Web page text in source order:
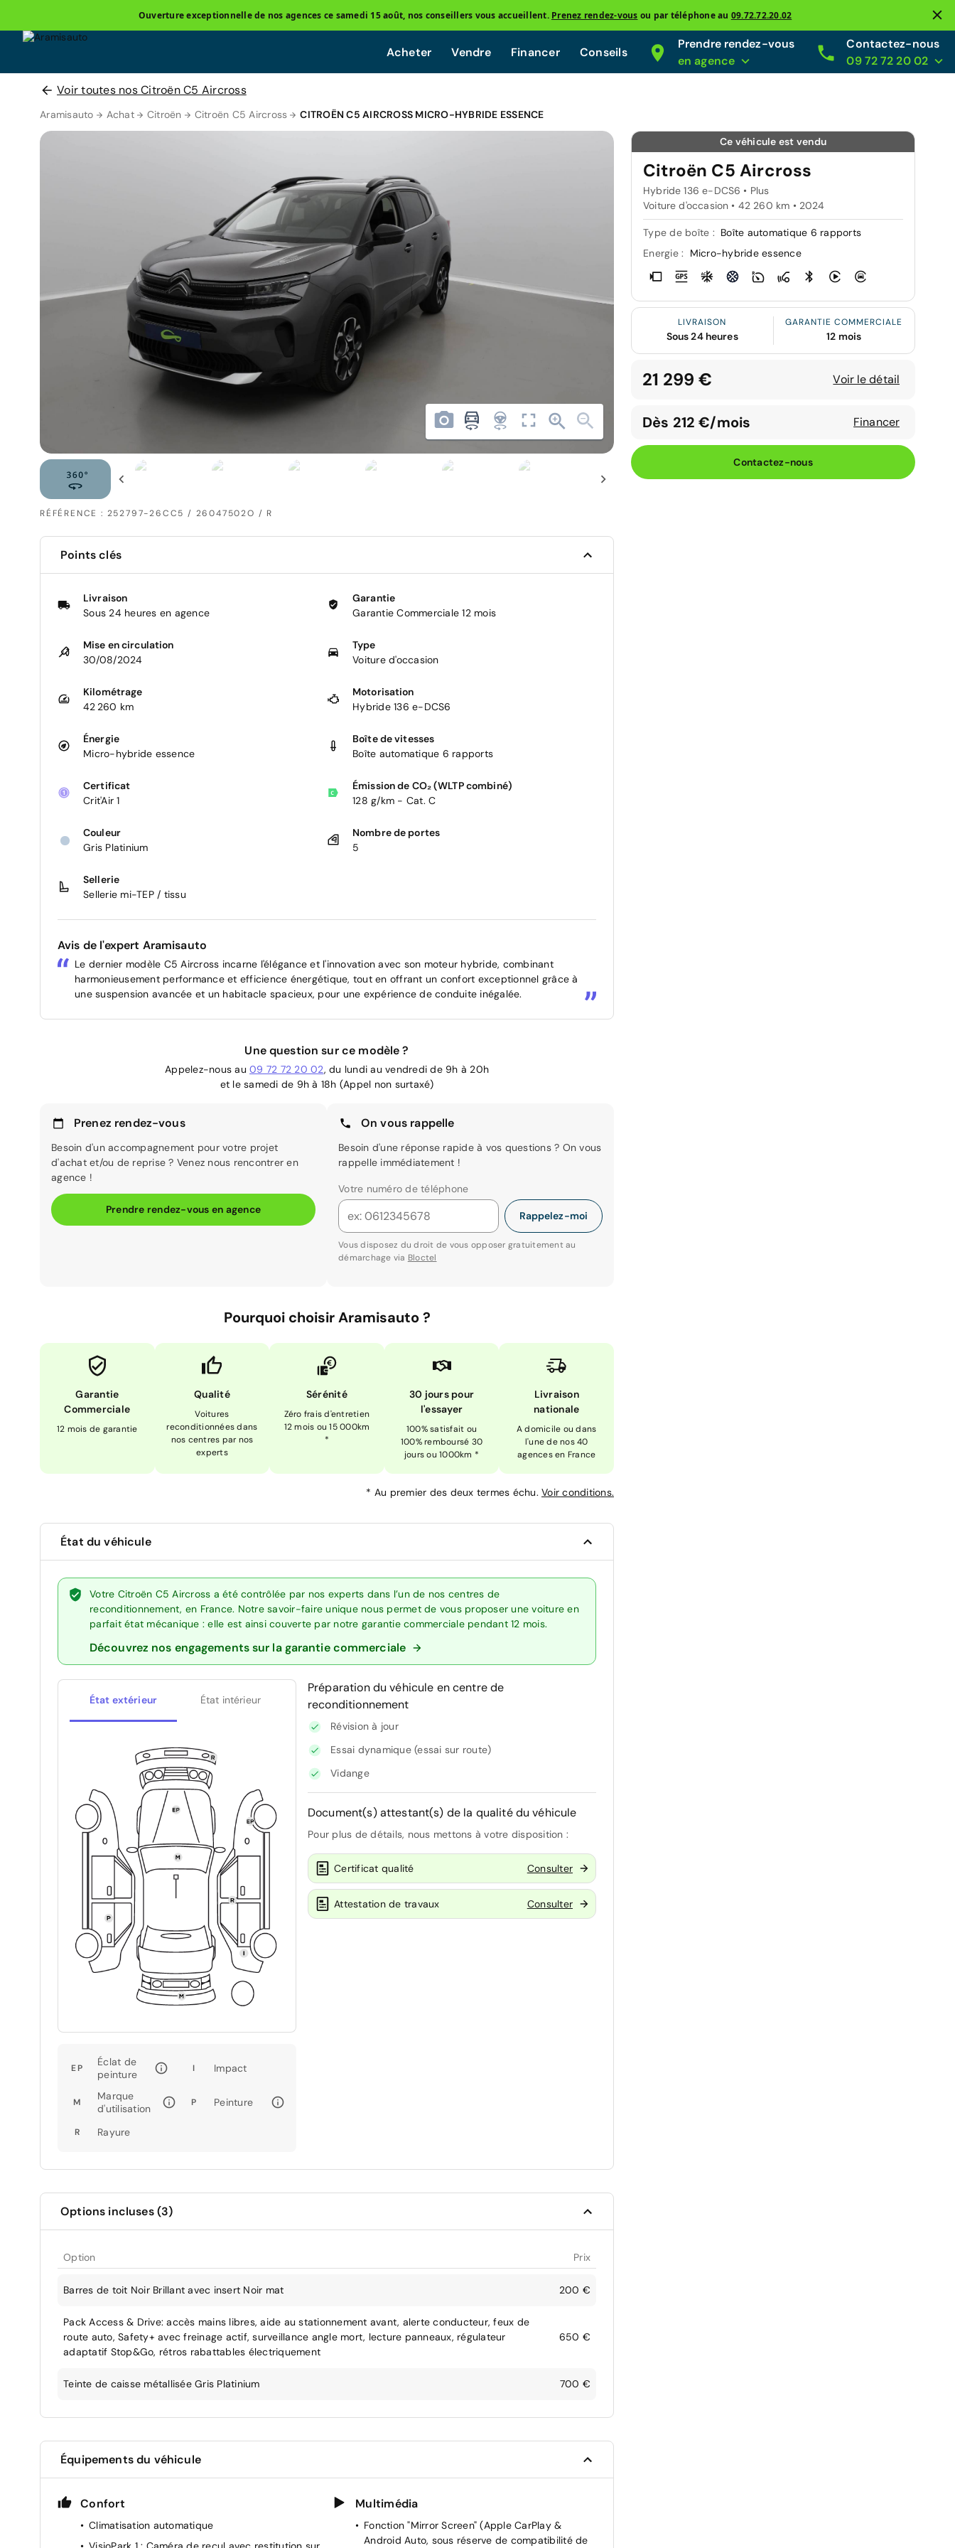
Ouverture exceptionnelle de nos agences ce samedi 15 août, nos conseillers vous accueillent. Prenez rendez-vous ou par téléphone au 09.72.72.20.02
Acheter Vendre Financer Conseils
Prendre rendez-vous
en agence
Contactez-nous
09 72 72 20 02
Voir toutes nos Citroën C5 Aircross
Aramisauto Achat Citroën Citroën C5 Aircross CITROËN C5 AIRCROSS MICRO-HYBRIDE ESSENCE
RÉFÉRENCE : 252797-26CC5 / 26047502O / R
Ce véhicule est vendu
Citroën C5 Aircross
Hybride 136 e-DCS6 • Plus
Voiture d'occasion • 42 260 km • 2024
Type de boîte : Boîte automatique 6 rapports
Energie :
Micro-hybride essence
LIVRAISON
Sous 24 heures
GARANTIE COMMERCIALE
12 mois
21 299 € Voir le détail
Dès 212 €/mois Financer
Contactez-nous
Points clés
Livraison
Sous 24 heures en agence
Garantie
Garantie Commerciale 12 mois
Mise en circulation
30/08/2024
Type
Voiture d'occasion
Kilométrage
42 260 km
Motorisation
Hybride 136 e-DCS6
Énergie
Micro-hybride essence
Boîte de vitesses
Boîte automatique 6 rapports
Certificat
Crit'Air 1
Émission de CO₂ (WLTP combiné)
128 g/km - Cat. C
Couleur
Gris Platinium
Nombre de portes
5
Sellerie
Sellerie mi-TEP / tissu
Avis de l'expert Aramisauto
Le dernier modèle C5 Aircross incarne l'élégance et l'innovation avec son moteur hybride, combinant
harmonieusement performance et efficience énergétique, tout en offrant un confort exceptionnel grâce à
une suspension avancée et un habitacle spacieux, pour une expérience de conduite inégalée.
Une question sur ce modèle ?
Appelez-nous au 09 72 72 20 02, du lundi au vendredi de 9h à 20h
et le samedi de 9h à 18h (Appel non surtaxé)
Prenez rendez-vous
Besoin d'un accompagnement pour votre projet
d'achat et/ou de reprise ? Venez nous rencontrer en
agence !
Prendre rendez-vous en agence
On vous rappelle
Besoin d'une réponse rapide à vos questions ? On vous
rappelle immédiatement !
Votre numéro de téléphone
Rappelez-moi
Vous disposez du droit de vous opposer gratuitement au
démarchage via Bloctel
Pourquoi choisir Aramisauto ?
Garantie
Commerciale
12 mois de garantie
Qualité
Voitures
reconditionnées dans
nos centres par nos
experts
Sérénité
Zéro frais d'entretien
12 mois ou 15 000km
*
30 jours pour
l'essayer
100% satisfait ou
100% remboursé 30
jours ou 1000km *
Livraison
nationale
A domicile ou dans
l'une de nos 40
agences en France
* Au premier des deux termes échu. Voir conditions.
État du véhicule
Votre Citroën C5 Aircross a été contrôlée par nos experts dans l’un de nos centres de
reconditionnement, en France. Notre savoir-faire unique nous permet de vous proposer une voiture en
parfait état mécanique : elle est ainsi couverte par notre garantie commerciale pendant 12 mois.
Découvrez nos engagements sur la garantie commerciale
État extérieur État intérieur
EP
Éclat de
peinture
I Impact
M
Marque
d'utilisation
P Peinture
R Rayure
Préparation du véhicule en centre de
reconditionnement
Révision à jour
Essai dynamique (essai sur route)
Vidange
Document(s) attestant(s) de la qualité du véhicule
Pour plus de détails, nous mettons à votre disposition :
Certificat qualité Consulter
Attestation de travaux Consulter
Options incluses (3)
Option Prix
Barres de toit Noir Brillant avec insert Noir mat 200 €
Pack Access & Drive: accès mains libres, aide au stationnement avant, alerte conducteur, feux de
route auto, Safety+ avec freinage actif, surveillance angle mort, lecture panneaux, régulateur
adaptatif Stop&Go, rétros rabattables électriquement
650 €
Teinte de caisse métallisée Gris Platinium 700 €
Équipements du véhicule
Confort
Climatisation automatique
Multimédia
Fonction "Mirror Screen" (Apple CarPlay &
Android Auto, sous réserve de compatibilité de